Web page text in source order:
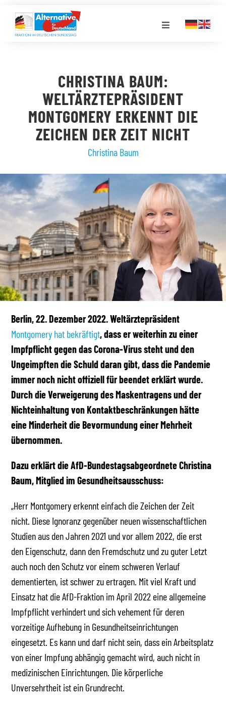
Inhalt
springen
Toggle
LANDESGRUPPEN
VERANSTALTUNGEN
STELLENPORTAL
MEDIATHEK
CHRISTINA BAUM:
WELTÄRZTEPRÄSIDENT
MONTGOMERY ERKENNT DIE
ZEICHEN DER ZEIT NICHT
Christina Baum
Berlin, 22. Dezember 2022. Weltärztepräsident
Montgomery hat bekräftigt, dass er weiterhin zu einer
Impfpflicht gegen das Corona-Virus steht und den
Ungeimpften die Schuld daran gibt, dass die Pandemie
immer noch nicht offiziell für beendet erklärt wurde.
Durch die Verweigerung des Maskentragens und der
Nichteinhaltung von Kontaktbeschränkungen hätte
eine Minderheit die Bevormundung einer Mehrheit
übernommen.
Dazu erklärt die AfD-Bundestagsabgeordnete Christina
Baum, Mitglied im Gesundheitsausschuss:
„Herr Montgomery erkennt einfach die Zeichen der Zeit
nicht. Diese Ignoranz gegenüber neuen wissenschaftlichen
Studien aus den Jahren 2021 und vor allem 2022, die erst
den Eigenschutz, dann den Fremdschutz und zu guter Letzt
auch noch den Schutz vor einem schweren Verlauf
dementierten, ist schwer zu ertragen. Mit viel Kraft und
Einsatz hat die AfD-Fraktion im April 2022 eine allgemeine
Impfpflicht verhindert und sich vehement für deren
vorzeitige Aufhebung in Gesundheitseinrichtungen
eingesetzt. Es kann und darf nicht sein, dass ein Arbeitsplatz
von einer Impfung abhängig gemacht wird, auch nicht in
medizinischen Einrichtungen. Die körperliche
Unversehrtheit ist ein Grundrecht.